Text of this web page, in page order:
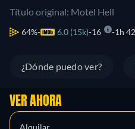
Título original: Motel Hell
64% 6.0 (15k) 16 1h
¿Dónde puedo ver?
VER AHORA
Alquilar